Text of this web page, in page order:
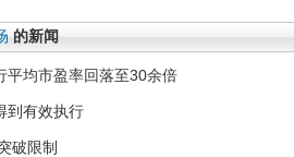
的新闻
平均市盈率回落至30余倍
到有效执行
破限制